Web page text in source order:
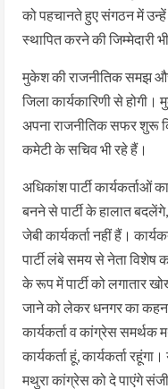
को पहचानते हुए संगठन में
स्थापित करने की जिम्मेदारी
मुकेश की राजनीतिक समझ
जिला कार्यकारिणी से
अपना राजनीतिक सफर शुरू
कमेटी के सचिव भी रहे हैं।
अधिकांश पार्टी कार्यकर्ताओं
बनने से पार्टी के हालात
जेबी कार्यकर्ता नहीं हैं।
पार्टी लंबे समय से नेता
के रूप में पार्टी को लगातार
जाने को लेकर धनगर का
कार्यकर्ता व कांग्रेस समर्थक
कार्यकर्ता हूं, कार्यकर्ता
मथुरा कांग्रेस को दे पाएंगे